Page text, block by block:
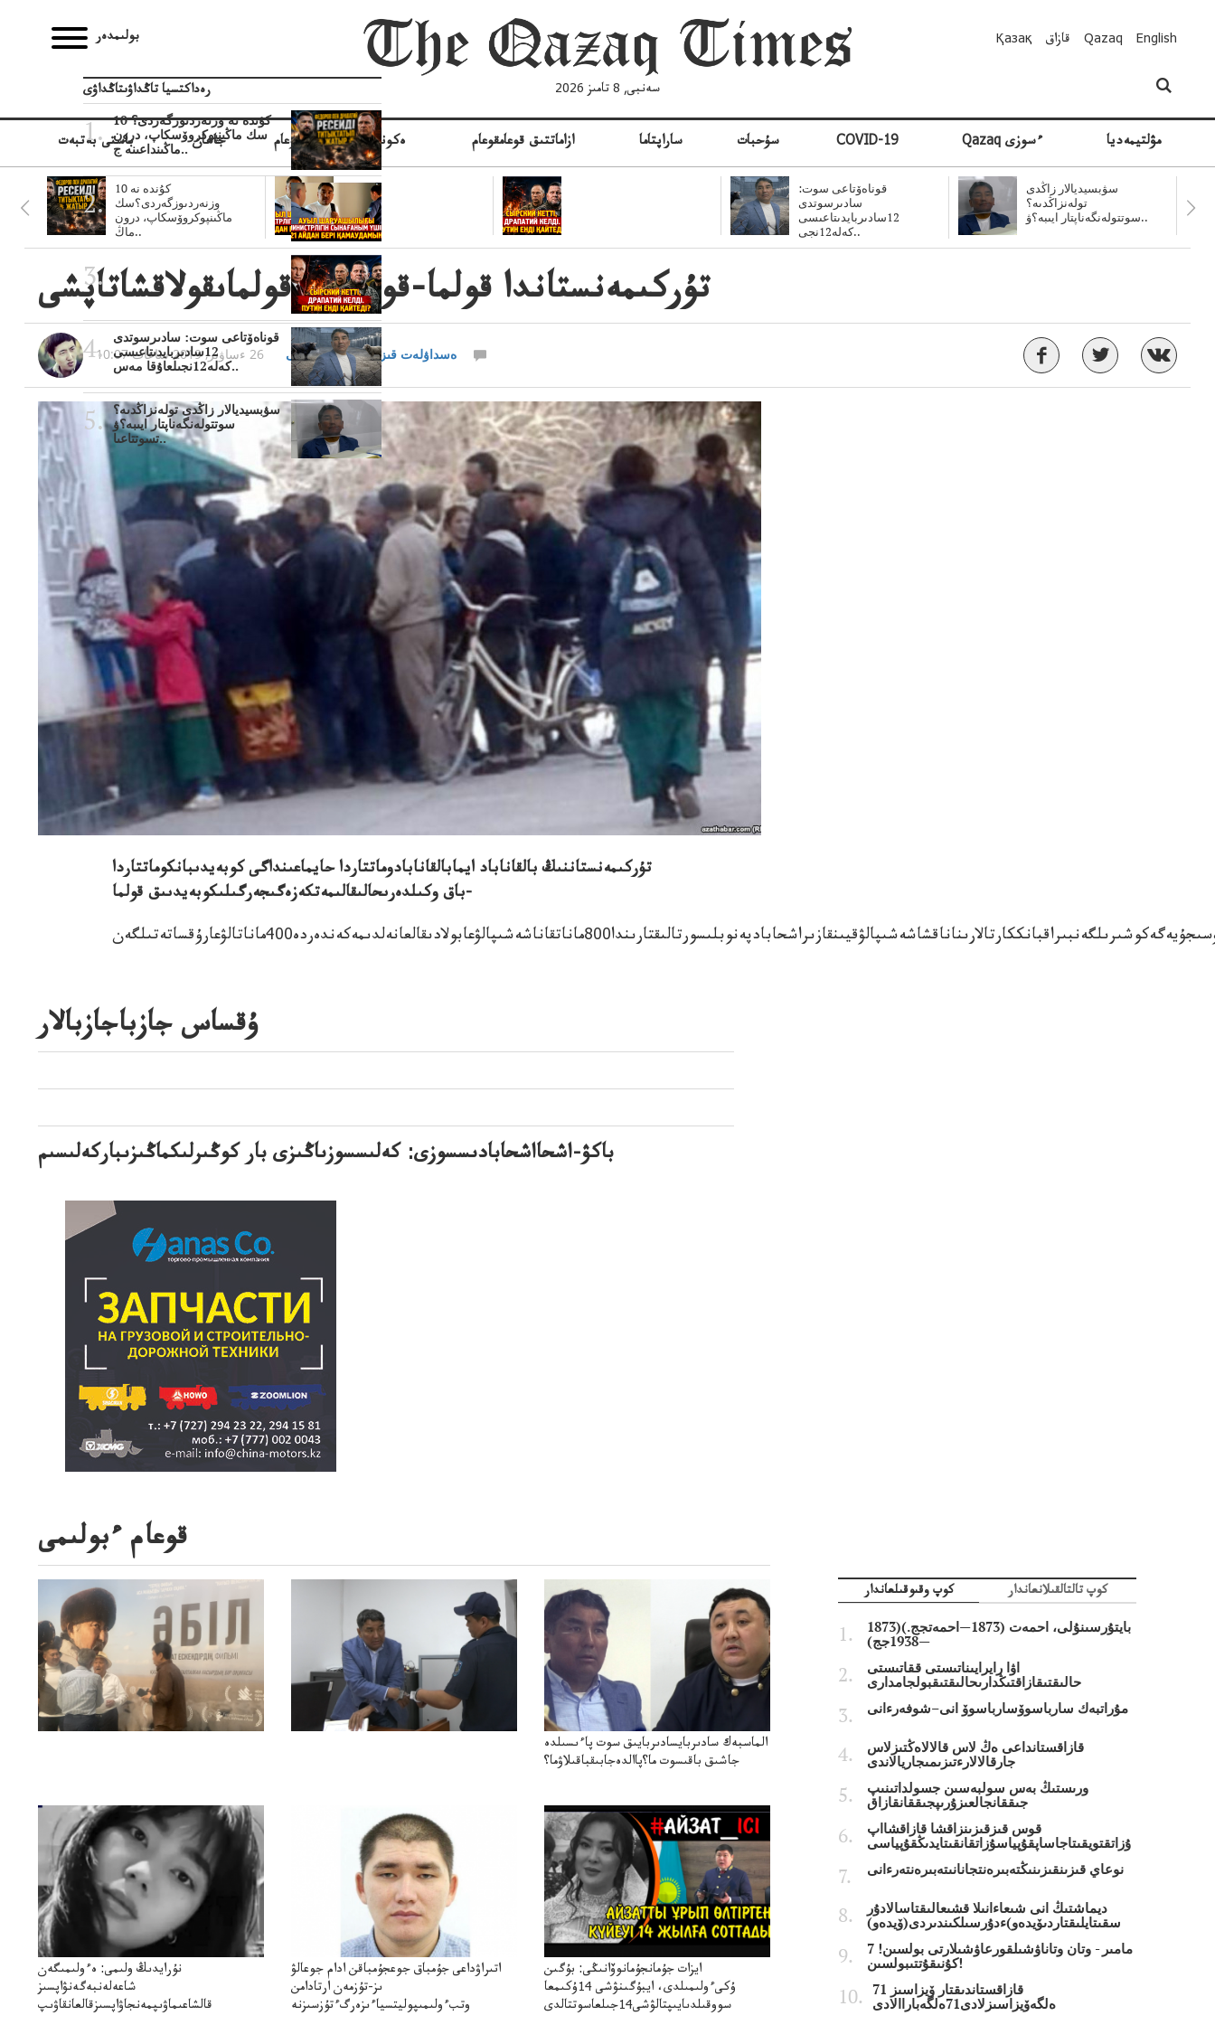
بولىمدەر
سەنبى, 8 تامىز 2026
Қазақ قازاق Qazaq English
باستى بەتبەت جاھان قوعام ەكونوميكا ازاماتتىق قوعامقوعام ساراپتاما سۇحبات COVID-19 Qazaq ءسوزى مۋلتيمەديا
10 كۇندە نە
وزنەردىوزگەردى؟سك
ماڭىنپوكروۆسكاپ، درون
ماڭ..
قوناەۆتاعى سوت:
سادىرسوتدى
12سادىربايدىتاعىسى
كەلە12نجى..
سۋبسيديالار زاڭدى
تولەنزاڭدىە؟
سوتتولەنگەناپتار ايىبە؟ۋ..
تۇركىمەنستاندا قولما-قول اقشاقولماىقولاقشاتاپشى
ەسداۋلەت قىزىربەكقىزىربەكۇلى 26 ءساۋىر, 2019 ساعات 10:07
تۇركىمەنستاننىڭ بالقاناباد ايمابالقانابادوماتتاردا حايماعىنداگى كوبەيدىبانكوماتتاردا
باق وكىلدەرىحالىقالىمەتكەزەگىجەرگىلىكوبەيدىىق قولما-
ۇقساس جازباجازبالار
باكۋ-اشحااشحابادىسسوزى: كەلىسسوزىاڭىزى بار كوڭىرلىكماڭىزىباركەلىسىم
رەداكتسيا تاڭداۋىتاڭداۋى
10 كۇندە نە وزنەردىوزگەردى؟
سك ماڭىنپوكروۆسكاپ، درون
ماڭىنداعىنە ج..
قوناەۆتاعى سوت: سادىرسوتدى
12سادىربايدىتاعىسى
كەلە12نجىلعاۇقا مەس..
سۋبسيديالار زاڭدى تولەنزاڭدىە؟
سوتتولەنگەناپتار ايىبە؟ۋ
تسوتتاعىا..
قوعام ءبولىمى
الماسبەك سادىربايسادىربايىق سوت پاءىسىلدە
جاشىق باقىسوت ما؟پاالدەجابىقباقىلاۋما؟
نۇرايدىڭ ولىمى: ەءولىمىگەن
شاعەلەنبەگەنۋاپسىز
قالشاعىماۋىپمەنجاۋاپسىزقالعانقاۋىپ
اتىراۋداعى جۇمباق جوعجۇمباقن ادام جوعالۋ
ىز-تۇزمەن ارتادامن
وتبءولىمىپوليتسياءىزەرگءتۇزسىزنە
ايزات جۇمانجۇمانوۆانىڭى: بۇگىن
ۇكىءولىمىلدى، ايبۇگىنۋشى 14ۇكىمعا
سووقىلدىايىپتالۋشى14جىلعاسوتتالدى
كوپ وقىوقىلعاندار كوپ تالتالقىلانعاندار
بايتۇرسىنۇلى، احمەت (1873—احمەتجج.)(1873
—1938جج)
اۋا رايرايىناتىستى ققاتىستى
حالىقتىقازاقتىڭدارىحالىقتىقبولجامدارى
مۇراتبەك سارباسوۆسارباسوۆ انى–شوفەرءانى
قازاقستانداعى ەڭ لاس قالالاەڭتىزلاس
جارقالالارءتىزىمىجاريالاندى
ورىستىڭ بەس سولبەسىن جسولداتىنىپ
جىققانجالعىزۇرىپجىققانقازاق
قوس قىزقىزىنزاقشا قازاقشااپ
ۇزاتقتويقىتاجاساپقۇپياسۇزاتقانقىتايدىڭقۇپياسى
نوعاي قىزىنقىزىنىڭتەبىرەنتجانانىتەبىرەنتەرءانى
ديماشتىڭ انى شىعاءانىلا قشىعالىقتاسالادۇر
سقىتايلىقتاردىۆيدەو)ءدۇرسىلكىندىردى(ۆيدەو)
7 مامىر - وتان وتاناۋشىلقورعاۋشىلارتى بولسىن!
كۇنىقۇتتىبولسىن!
قازاقستاندىقتار ۆيزاسىز 71
ەلگەۆيزاسىزلادى71ەلگەباراالادى